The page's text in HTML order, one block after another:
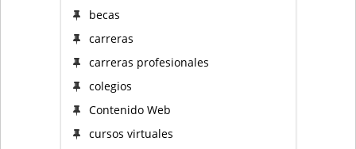
becas
carreras
carreras profesionales
colegios
Contenido Web
cursos virtuales